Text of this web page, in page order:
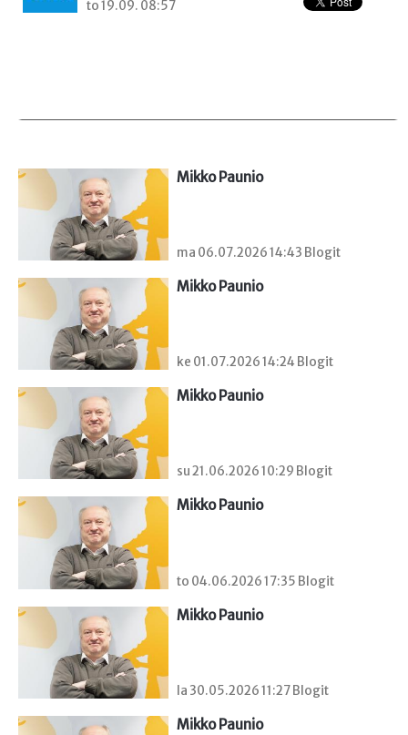
to 19.09. 08:57
Mikko Paunio
ma 06.07.2026 14:43 Blogit
Mikko Paunio
ke 01.07.2026 14:24 Blogit
Mikko Paunio
su 21.06.2026 10:29 Blogit
Mikko Paunio
to 04.06.2026 17:35 Blogit
Mikko Paunio
la 30.05.2026 11:27 Blogit
Mikko Paunio